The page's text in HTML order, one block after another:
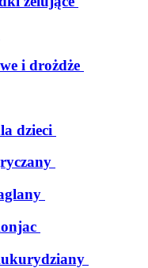
i drożdże
dzieci